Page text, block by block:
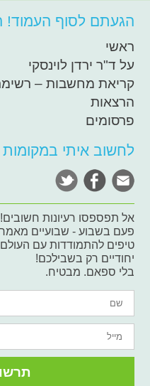
הגעתם לסוף העמוד!
ראשי
על ד"ר ירדן לוינסקי
קריאת מחשבות –
הרצאות
פרסומים
לחשוב איתי
אל תפספסו רעיונות חשובים!
פעם בשבוע - שבועיים
טיפים להתמודדות עם
יחודיים רק בשבילכם!
בלי ספאם. מבטיח.